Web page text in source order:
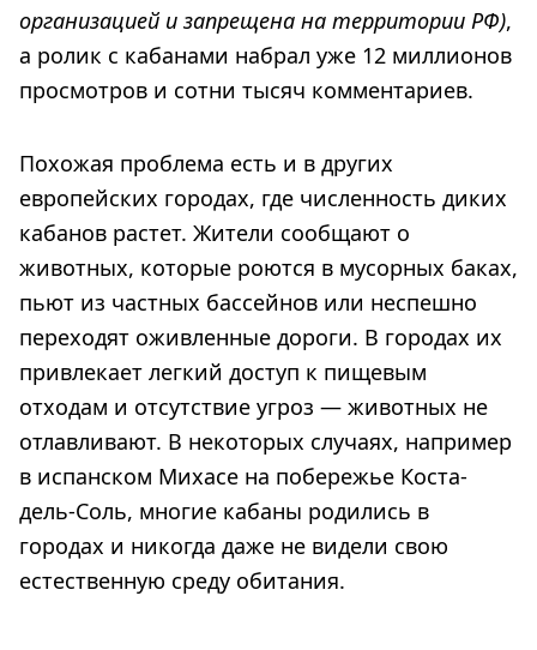
организацией и запрещена на территории РФ),
а ролик с кабанами набрал уже 12 миллионов
просмотров и сотни тысяч комментариев.
Похожая проблема есть и в других
европейских городах, где численность диких
кабанов растет. Жители сообщают о
животных, которые роются в мусорных баках,
пьют из частных бассейнов или неспешно
переходят оживленные дороги. В городах их
привлекает легкий доступ к пищевым
отходам и отсутствие угроз — животных не
отлавливают. В некоторых случаях, например
в испанском Михасе на побережье Коста-
дель-Соль, многие кабаны родились в
городах и никогда даже не видели свою
естественную среду обитания.